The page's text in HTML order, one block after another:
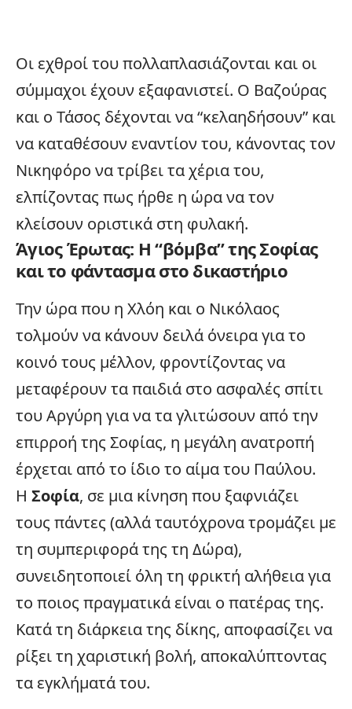
Οι εχθροί του πολλαπλασιάζονται και οι
σύμμαχοι έχουν εξαφανιστεί. Ο Βαζούρας
και ο Τάσος δέχονται να “κελαηδήσουν” και
να καταθέσουν εναντίον του, κάνοντας τον
Νικηφόρο να τρίβει τα χέρια του,
ελπίζοντας πως ήρθε η ώρα να τον
κλείσουν οριστικά στη φυλακή.
Άγιος Έρωτας: Η “βόμβα” της Σοφίας
και το φάντασμα στο δικαστήριο
Την ώρα που η Χλόη και ο Νικόλαος
τολμούν να κάνουν δειλά όνειρα για το
κοινό τους μέλλον, φροντίζοντας να
μεταφέρουν τα παιδιά στο ασφαλές σπίτι
του Αργύρη για να τα γλιτώσουν από την
επιρροή της Σοφίας, η μεγάλη ανατροπή
έρχεται από το ίδιο το αίμα του Παύλου.
Η Σοφία, σε μια κίνηση που ξαφνιάζει
τους πάντες (αλλά ταυτόχρονα τρομάζει με
τη συμπεριφορά της τη Δώρα),
συνειδητοποιεί όλη τη φρικτή αλήθεια για
το ποιος πραγματικά είναι ο πατέρας της.
Κατά τη διάρκεια της δίκης, αποφασίζει να
ρίξει τη χαριστική βολή, αποκαλύπτοντας
τα εγκλήματά του.